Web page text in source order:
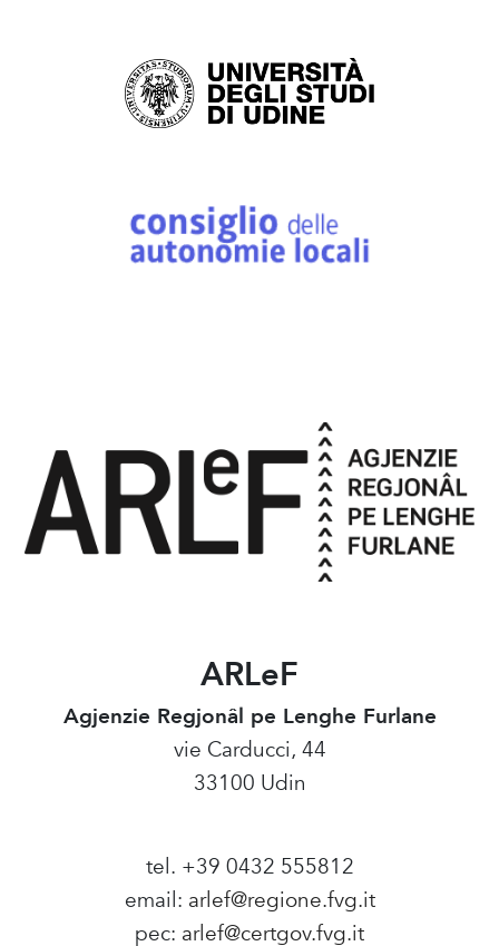
ARLeF
Agjenzie Regjonâl pe Lenghe Furlane
vie Carducci, 44
33100 Udin
tel. +39 0432 555812
email: arlef@regione.fvg.it
pec: arlef@certgov.fvg.it